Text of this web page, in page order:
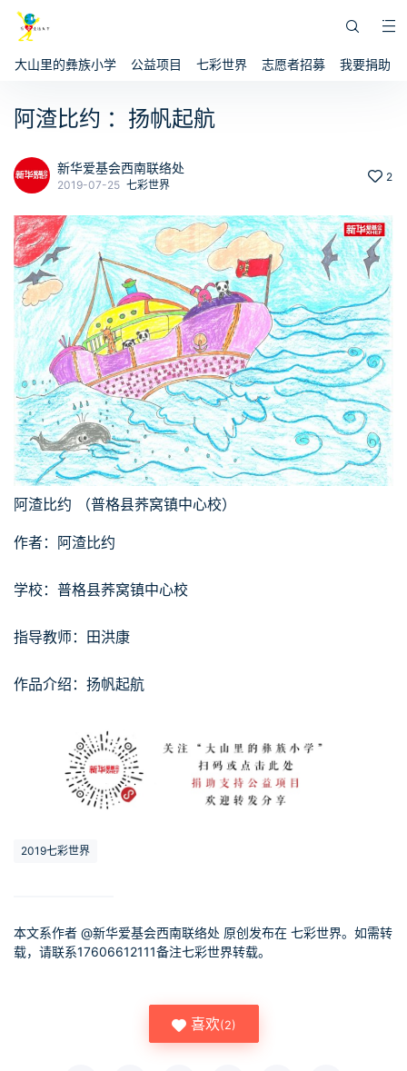
大山里的彝族小学 公益项目 七彩世界 志愿者招募 我要捐助
阿渣比约 ：扬帆起航
新华爱基会西南联络处
2019-07-25 七彩世界
2
阿渣比约 （普格县荞窝镇中心校）
作者：阿渣比约
学校：普格县荞窝镇中心校
指导教师：田洪康
作品介绍：扬帆起航
2019七彩世界
本文系作者 @新华爱基会西南联络处 原创发布在 七彩世界。如需转
载，请联系17606612111备注七彩世界转载。
喜欢(2)